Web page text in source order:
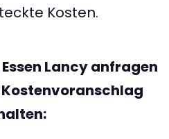
Kosten.
Lancy anfragen